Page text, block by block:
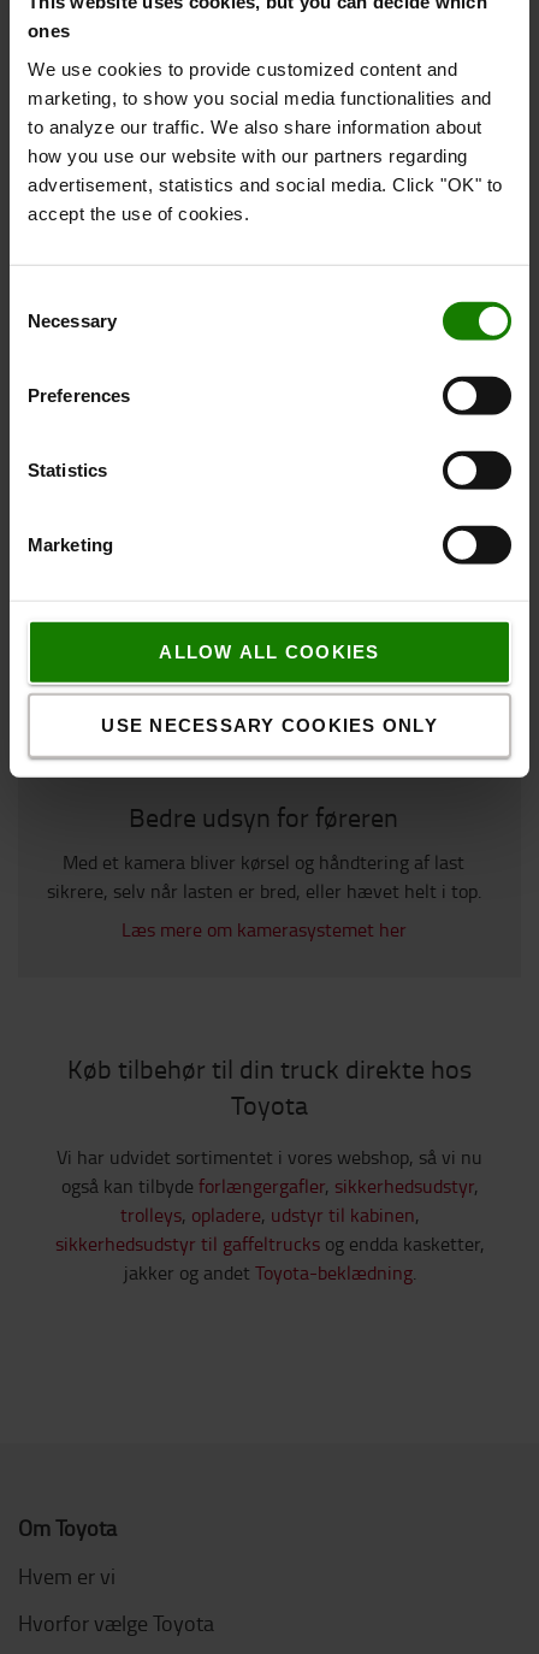
ones
We use cookies to provide customized content and
marketing, to show you social media functionalities and
to analyze our traffic. We also share information about
how you use our website with our partners regarding
advertisement, statistics and social media. Click "OK" to
accept the use of cookies.
Selection
Necessary
Preferences
Statistics
Marketing
ALLOW ALL COOKIES
USE NECESSARY COOKIES ONLY
Lad løbehjulet hjælpe dig hurtigt rundt på
Vores løbehjul, med eller uden platform, er et robust
Bedre udsyn for føreren
Med et kamera bliver kørsel og håndtering af last
sikrere, selv når lasten er bred, eller hævet helt i top.
Læs mere om kamerasystemet her
Køb tilbehør til din truck direkte hos
Toyota
Vi har udvidet sortimentet i vores webshop, så vi nu
også kan tilbyde forlængergafler, sikkerhedsudstyr,
trolleys, opladere, udstyr til kabinen,
sikkerhedsudstyr til gaffeltrucksog endda kasketter,
jakker og andet Toyota-beklædning.
Om Toyota
Hvem er vi
Hvorfor vælge Toyota